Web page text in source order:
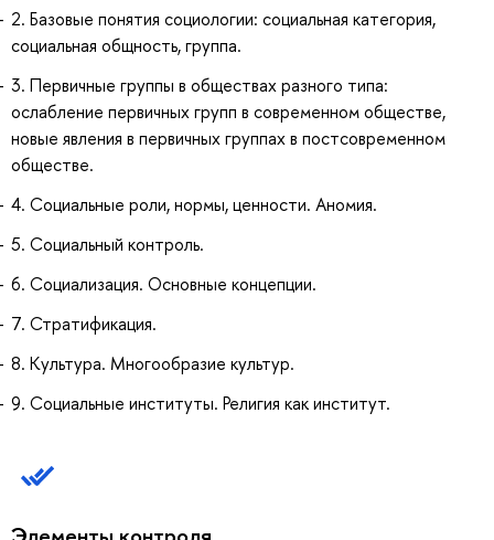
2. Базовые понятия социологии: социальная категория,
социальная общность, группа.
3. Первичные группы в обществах разного типа:
ослабление первичных групп в современном обществе,
новые явления в первичных группах в постсовременном
обществе.
4. Социальные роли, нормы, ценности. Аномия.
5. Социальный контроль.
6. Социализация. Основные концепции.
7. Стратификация.
8. Культура. Многообразие культур.
9. Социальные институты. Религия как институт.